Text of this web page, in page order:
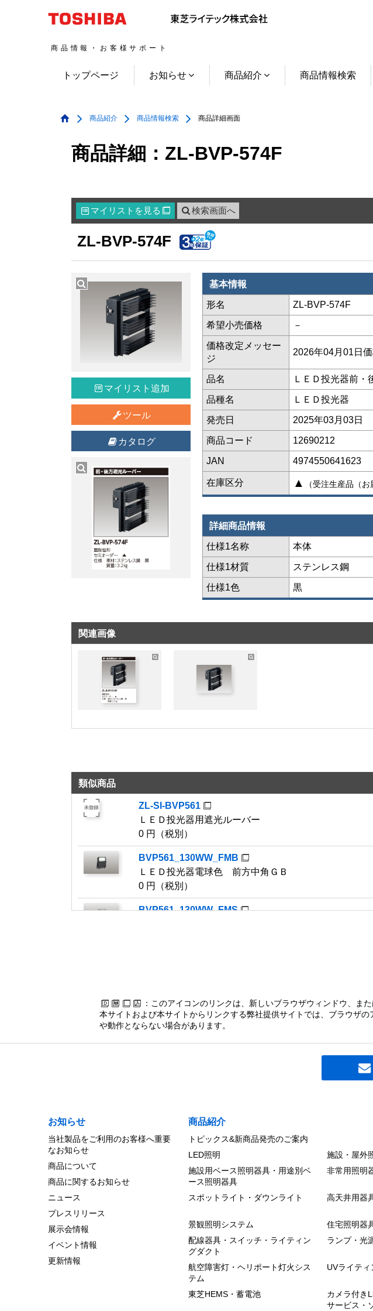
商品情報・お客様サポート
トップページ お知らせ 商品紹介 商品情報検索
商品紹介 商品情報検索 商品詳細画面
商品詳細：ZL-BVP-574F
マイリスト を見る  検索画面へ
ZL-BVP-574F
マイリスト追加
ツール
カタログ
基本情報
形名 ZL-BVP-574F
希望小売価格 －
価格改定メッセー
ジ
2026年04月01日
品名 ＬＥＤ投光器前
品種名 ＬＥＤ投光器
発売日 2025年03月03日
商品コード 12690212
JAN 4974550641623
在庫区分 ▲ （受注生産品（
詳細商品情報
仕様1名称 本体
仕様1材質 ステンレス鋼
仕様1色 黒
関連画像
類似商品
ZL-SI-BVP561
ＬＥＤ投光器用遮光ルーバー
0 円（税別）
BVP561_130WW_FMB
ＬＥＤ投光器電球色 前方中角ＧＢ
0 円（税別）
BVP561_130WW_FMS
BVP561_130WW_NS
ＬＥＤ投光器電球色 狭角ＭＳ
0 円（税別）
BVP561_130WW_XS
0 円（税別）
BVP562_230WW_FMB
ＬＥＤ投光器電球色 前方中角ＧＢ
0 円（税別）
BVP562_230WW_FMS
ＬＥＤ投光器電球色 前方中角ＭＳ
0 円（税別）
BVP562_230WW_NB
ＬＥＤ投光器電球色 狭角ＧＢ
：このアイコンのリンクは、新しいブラウザウィンドウ、ま
本サイトおよび本サイトからリンクする弊社提供サイトでは、ブラウザ
や動作とならない場合があります。
お知らせ
当社製品をご利用のお客様へ重要
なお知らせ
商品について
商品に関するお知らせ
ニュース
プレスリリース
展示会情報
イベント情報
更新情報
商品紹介
トピックス&新商品発売のご案内
LED照明
施設・屋外
施設用ベース照明器具・用途別ベ
ース照明器具
非常用照明
スポットライト・ダウンライト 高天井用器
景観照明システム
住宅照明器
配線器具・スイッチ・ライティン
グダクト
ランプ・光
航空障害灯・ヘリポート灯火シス
テム
UVライティ
東芝HEMS・蓄電池
カメラ付き
サービス・